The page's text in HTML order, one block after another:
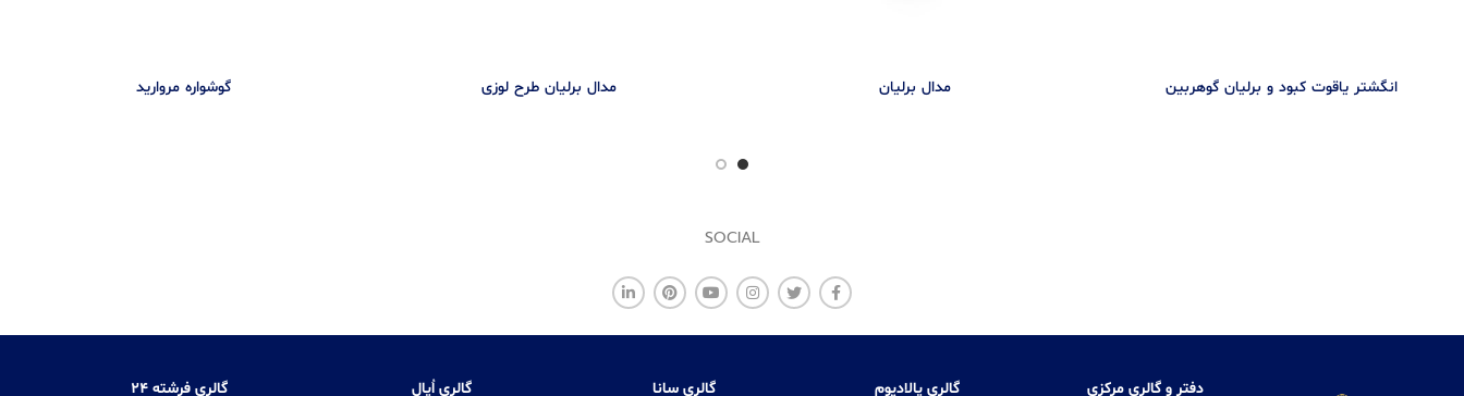
انگشتر یاقوت کبود و برلیان گوهربین مدال برليان مدال برلیان طرح لوزی گوشواره مرواريد
SOCIAL
دفتر و گالری مرکزی گالری پالادیوم گالری سانا گالری اُپال گالری فرشته 24